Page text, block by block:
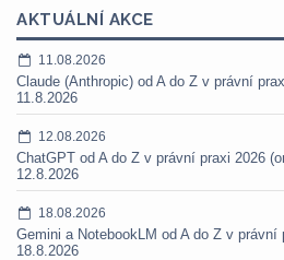
AKTUÁLNÍ AKCE
11.08.2026
Claude (Anthropic) od A do Z v právní
11.8.2026
12.08.2026
ChatGPT od A do Z v právní praxi 2026
12.8.2026
18.08.2026
Gemini a NotebookLM od A do Z v
18.8.2026